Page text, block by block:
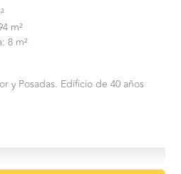
m²
8 m²
y Posadas. Edificio de 40 años